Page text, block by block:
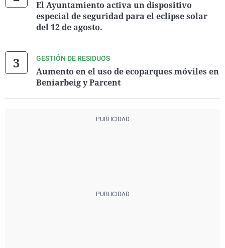
El Ayuntamiento activa un dispositivo
especial de seguridad para el eclipse solar
del 12 de agosto.
GESTIÓN DE RESIDUOS
Aumento en el uso de ecoparques móviles en
Beniarbeig y Parcent